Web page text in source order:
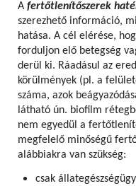
A fertőtlenítőszerek
szerezhető információ,
hatása. A cél elérése,
forduljon elő betegség
derül ki. Ráadásul az
körülmények (pl. a
száma, azok
látható ún. biofilm
nem egyedül a
megfelelő minőségű
alábbiakra van szükség:
csak